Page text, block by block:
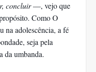
concluir—, vejo que
Como O
na adolescência, a fé
seja pela
da umbanda.